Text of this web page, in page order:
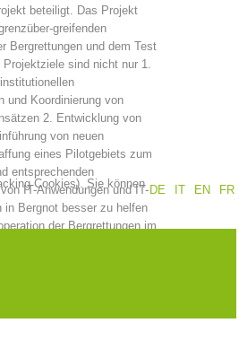
PEER
beteiligt. Das Projekt
greifenden
Bergrettungen und dem Test
sind nicht nur 1.
und Koordinierung von
2. Entwicklung von
von neuen
eines Pilotgebiets zum
entsprechenden
IT-Anwendungen und IT-
in Bergnot besser zu helfen
der Bergrettungen im
DE
IT EN FR
Cookies). Sie können